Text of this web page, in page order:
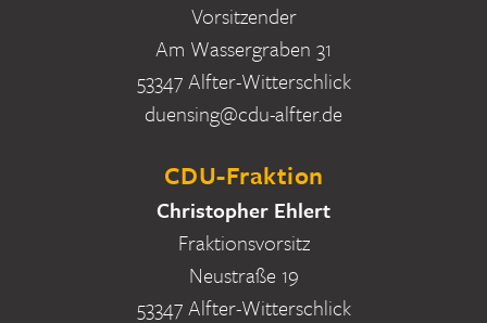
Vorsitzender
Am Wassergraben 31
53347 Alfter-Witterschlick
duensing@cdu-alfter.de
CDU-Fraktion
Christopher Ehlert
Fraktionsvorsitz
Neustraße 19
53347 Alfter-Witterschlick